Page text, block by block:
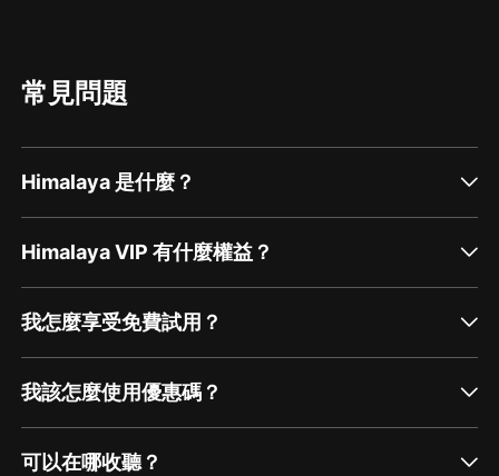
常見問題
Himalaya 是什麼？
Himalaya VIP 有什麼權益？
我怎麼享受免費試用？
我該怎麼使用優惠碼？
可以在哪收聽？